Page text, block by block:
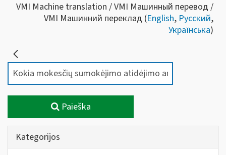
VMI Machine translation / VMI Машинный перевод /
VMI Машинний переклад (English, Русский,
Українська)
Paieška
Kategorijos